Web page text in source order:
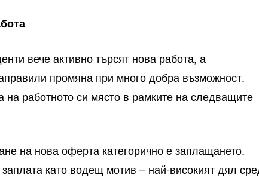
вече активно търсят нова работа, а
промяна при много добра възможност.
работното си място в рамките на следващите
на нова оферта категорично е заплащането.
като водещ мотив – най-високият дял